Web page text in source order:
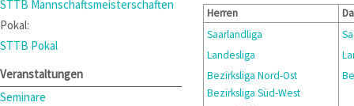
STTB Mannschaftsmeisterschaften
Pokal:
STTB Pokal
Veranstaltungen
Seminare
Herren
Saarlandliga
Landesliga
Bezirksliga Nord-Ost
Bezirksliga Süd-West